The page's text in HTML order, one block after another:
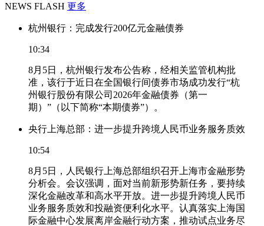
NEWS FLASH 更多
杭州银行：完成发行200亿元金融债券
10:34
8月5日，杭州银行发布公告称，经相关监管机构批
准，该行于近日在全国银行间债券市场成功发行“杭
州银行股份有限公司2026年金融债券（第一
期）”（以下简称“本期债券”）。
央行上海总部：进一步提升跨境人民币业务服务质效
10:54
8月5日，人民银行上海总部组织召开上海市金融形势
分析会。会议强调，面对当前新形势新任务，要持续
深化金融改革和高水平开放。进一步提升跨境人民币
业务服务质效和投融资便利化水平。认真落实上海国
际金融中心发展离岸金融行动方案，推动试点业务尽